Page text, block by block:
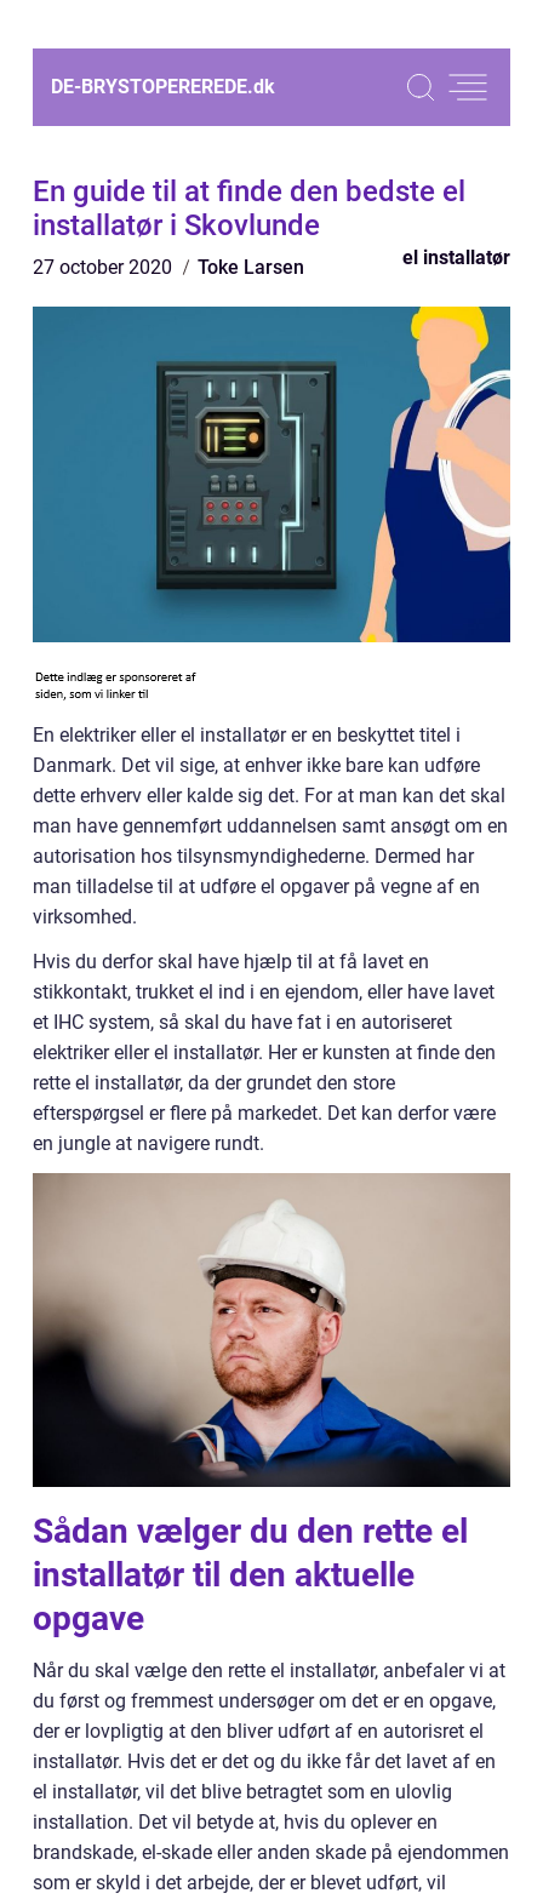
DE-BRYSTOPEREREDE.dk
En guide til at finde den bedste el
installatør i Skovlunde
27 october 2020 Toke Larsen el installatør
En elektriker eller el installatør er en beskyttet titel i
Danmark. Det vil sige, at enhver ikke bare kan udføre
dette erhverv eller kalde sig det. For at man kan det skal
man have gennemført uddannelsen samt ansøgt om en
autorisation hos tilsynsmyndighederne. Dermed har
man tilladelse til at udføre el opgaver på vegne af en
virksomhed.
Hvis du derfor skal have hjælp til at få lavet en
stikkontakt, trukket el ind i en ejendom, eller have lavet
et IHC system, så skal du have fat i en autoriseret
elektriker eller el installatør. Her er kunsten at finde den
rette el installatør, da der grundet den store
efterspørgsel er flere på markedet. Det kan derfor være
en jungle at navigere rundt.
Sådan vælger du den rette el
installatør til den aktuelle
opgave
Når du skal vælge den rette el installatør, anbefaler vi at
du først og fremmest undersøger om det er en opgave,
der er lovpligtig at den bliver udført af en autorisret el
installatør. Hvis det er det og du ikke får det lavet af en
el installatør, vil det blive betragtet som en ulovlig
installation. Det vil betyde at, hvis du oplever en
brandskade, el-skade eller anden skade på ejendommen
som er skyld i det arbejde, der er blevet udført, vil